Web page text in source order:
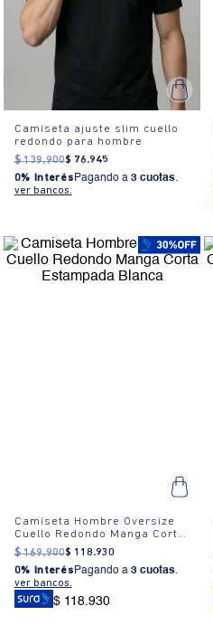
Camiseta ajuste slim cuello
redondo para hombre
$ 139.900$ 76.945
0% Interés Pagando a 3 cuotas.
ver bancos.
Camiseta Hombre Oversize
Cuello Redondo Manga Corta
Estampada Blanca
$ 169.900$ 118.930
0% Interés Pagando a 3 cuotas.
ver bancos.
$ 118.930